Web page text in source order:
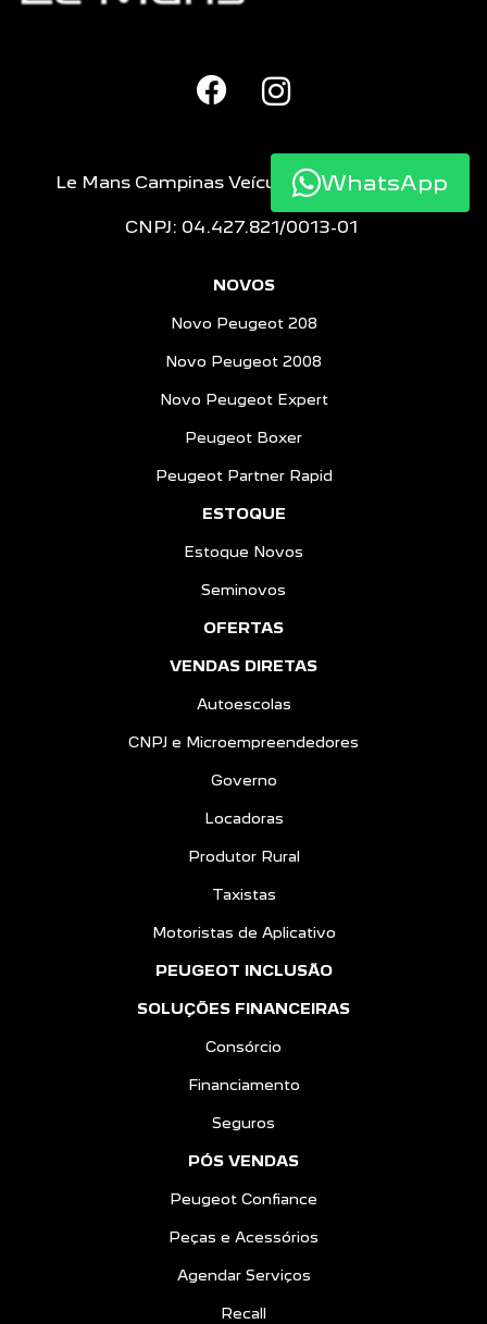
Le Mans Campinas Veículos e Peças LTDA
CNPJ: 04.427.821/0013-01
NOVOS
Novo Peugeot 208
Novo Peugeot 2008
Novo Peugeot Expert
Peugeot Boxer
Peugeot Partner Rapid
ESTOQUE
Estoque Novos
Seminovos
OFERTAS
VENDAS DIRETAS
Autoescolas
CNPJ e Microempreendedores
Governo
Locadoras
Produtor Rural
Taxistas
Motoristas de Aplicativo
PEUGEOT INCLUSÃO
SOLUÇÕES FINANCEIRAS
Consórcio
Financiamento
Seguros
PÓS VENDAS
Peugeot Confiance
Peças e Acessórios
Agendar Serviços
Recall
WhatsApp